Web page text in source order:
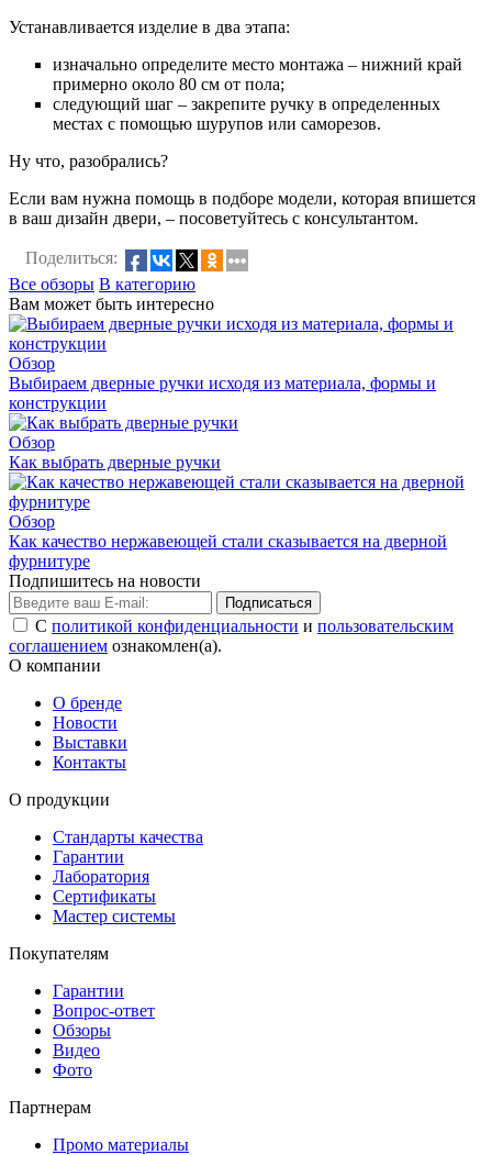
Устанавливается изделие в два этапа:
изначально определите место монтажа – нижний край
примерно около 80 см от пола;
следующий шаг – закрепите ручку в определенных
местах с помощью шурупов или саморезов.
Ну что, разобрались?
Если вам нужна помощь в подборе модели, которая впишется
в ваш дизайн двери, – посоветуйтесь с консультантом.
Поделиться:
Все обзоры В категорию
Вам может быть интересно
Обзор
Выбираем дверные ручки исходя из материала, формы и
конструкции
Обзор
Как выбрать дверные ручки
Обзор
Как качество нержавеющей стали сказывается на дверной
фурнитуре
Подпишитесь на новости
Подписаться
С политикой конфиденциальности и пользовательским
соглашением ознакомлен(а).
О компании
О бренде
Новости
Выставки
Контакты
О продукции
Стандарты качества
Гарантии
Лаборатория
Сертификаты
Мастер системы
Покупателям
Гарантии
Вопрос-ответ
Обзоры
Видео
Фото
Партнерам
Промо материалы